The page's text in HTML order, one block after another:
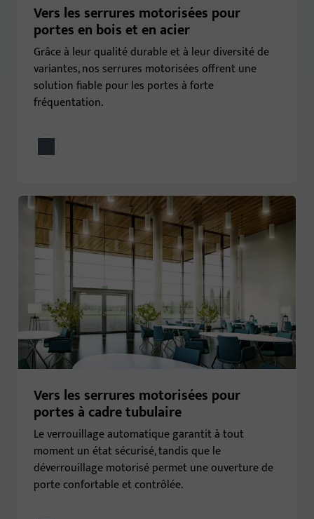
Vers les serrures motorisées pour
portes en bois et en acier
Grâce à leur qualité durable et à leur diversité de
variantes, nos serrures motorisées offrent une
solution fiable pour les portes à forte
fréquentation.
Vers les serrures motorisées pour
portes à cadre tubulaire
Le verrouillage automatique garantit à tout
moment un état sécurisé, tandis que le
déverrouillage motorisé permet une ouverture de
porte confortable et contrôlée.